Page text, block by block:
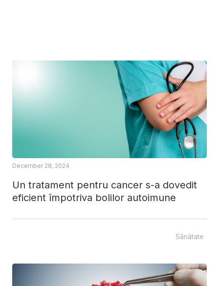
Un tratament pentru cancer s-a dovedit
eficient împotriva bolilor autoimune
December 28, 2024
Sănătate